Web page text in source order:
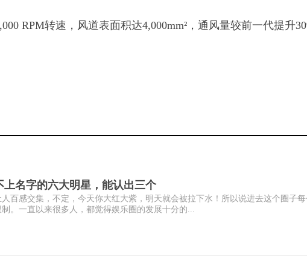
RPM转速，风道表面积达4,000mm²，通风量较前一代提升
上名字的六大明星，能认出三个
百感交集，不定，今天你大红大紫，明天就会被拉下水！所以说进去这个圈子每
。一直以来很多人，都觉得娱乐圈的发展十分的...